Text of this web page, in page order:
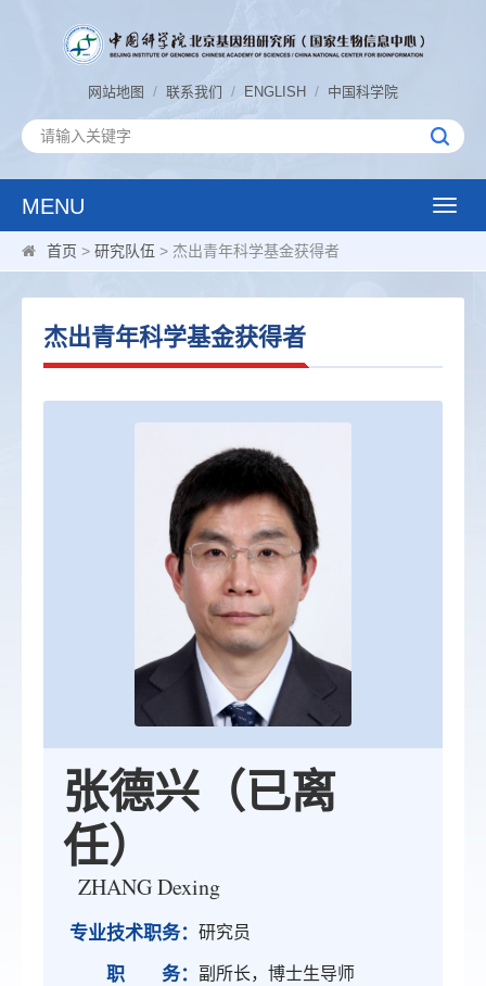
网站地图 / 联系我们 / ENGLISH / 中国科学院
MENU
Toggle
首页 > 研究队伍 > 杰出青年科学基金获得者
杰出青年科学基金获得者
张德兴（已离
任）
ZHANG Dexing
专业技术职务： 研究员
职 务： 副所长，博士生导师